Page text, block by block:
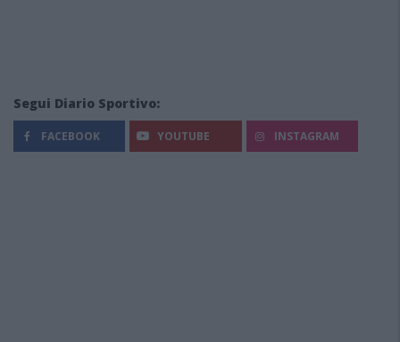
Segui Diario Sportivo:
FACEBOOK YOUTUBE INSTAGRAM